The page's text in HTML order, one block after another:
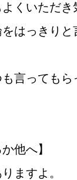
くいただき
はっきり
も言っても
他へ】
ますよ。